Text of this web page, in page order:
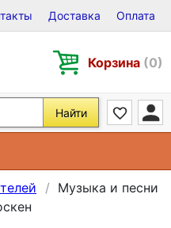
на Виниле, CD и DVD
Доставка Оплата
Корзина (0)
Найти
Музыка и песни